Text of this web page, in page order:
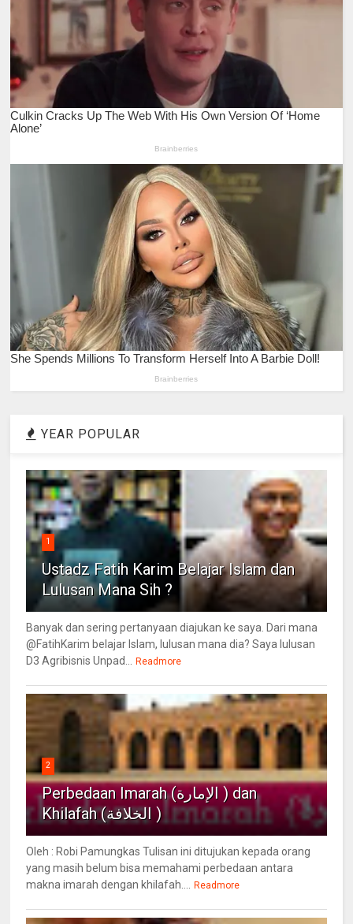
YEAR POPULAR
1
Ustadz Fatih Karim Belajar Islam dan
Lulusan Mana Sih ?
Banyak dan sering pertanyaan diajukan ke saya. Dari mana
@FatihKarim belajar Islam, lulusan mana dia? Saya lulusan
D3 Agribisnis Unpad... Readmore
2
Perbedaan Imarah (الإمارة ) dan
Khilafah (الخلافة )
Oleh : Robi Pamungkas Tulisan ini ditujukan kepada orang
yang masih belum bisa memahami perbedaan antara
makna imarah dengan khilafah.... Readmore